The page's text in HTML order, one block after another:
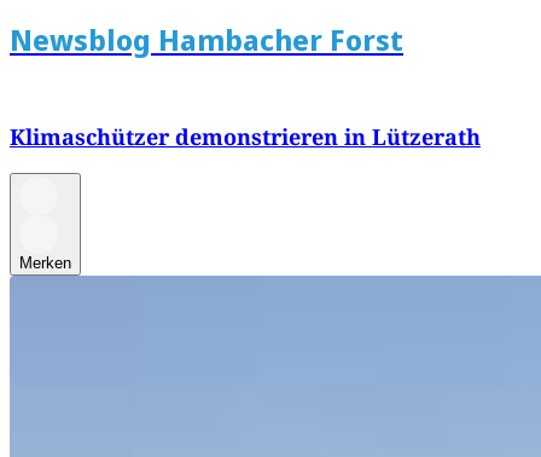
Newsblog Hambacher Forst
Klimaschützer demonstrieren in Lützerath
Merken